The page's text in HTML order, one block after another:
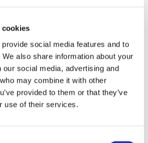
cookies
social media features and to
also share information about your
our social media, advertising and
may combine it with other
provided to them or that they’ve
use of their services.